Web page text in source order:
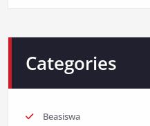
Categories
Beasiswa